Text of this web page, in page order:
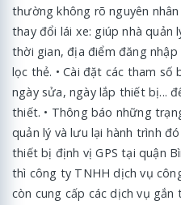
thường không rõ nguyên
thay đổi lái xe: giúp nhà quản
thời gian, địa điểm đăng
lọc thẻ. • Cài đặt các tham số
ngày sửa, ngày lắp thiết bị...
thiết. • Thông báo những
quản lý và lưu lại hành trình
thiết bị định vị GPS tại quận
thì công ty TNHH dịch vụ
còn cung cấp các dịch vụ